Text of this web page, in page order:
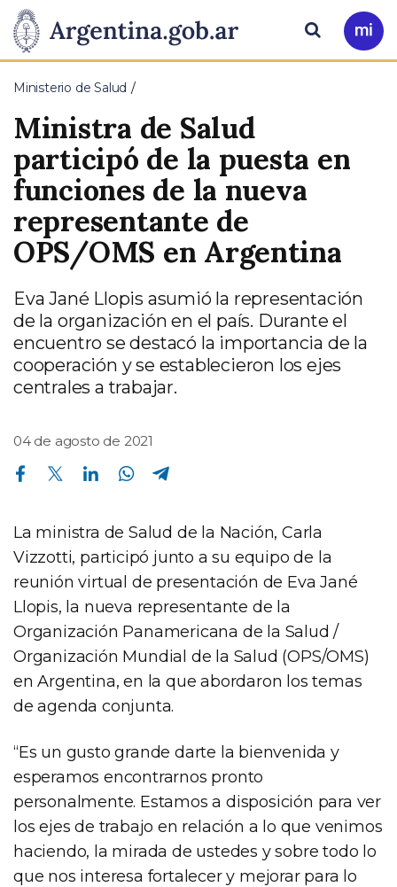
Presidencia
de
la
Nación
Pasar al contenido principal
Ir
a
Buscar
Ministerio de Salud
Ministra de Salud
participó de la puesta en
funciones de la nueva
representante de
OPS/OMS en Argentina
Eva Jané Llopis asumió la representación
de la organización en el país. Durante el
encuentro se destacó la importancia de la
cooperación y se establecieron los ejes
centrales a trabajar.
04 de agosto de 2021
Compartir en Facebook Compartir en Twitter Compartir en Linkedin Compartir en Whatsapp
La ministra de Salud de la Nación, Carla
Vizzotti, participó junto a su equipo de la
reunión virtual de presentación de Eva Jané
Llopis, la nueva representante de la
Organización Panamericana de la Salud /
Organización Mundial de la Salud (OPS/OMS)
en Argentina, en la que abordaron los temas
de agenda conjunta.
“Es un gusto grande darte la bienvenida y
esperamos encontrarnos pronto
personalmente. Estamos a disposición para ver
los ejes de trabajo en relación a lo que venimos
haciendo, la mirada de ustedes y sobre todo lo
que nos interesa fortalecer y mejorar para lo